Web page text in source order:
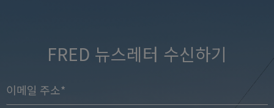
FRED 뉴스레터 수신하기